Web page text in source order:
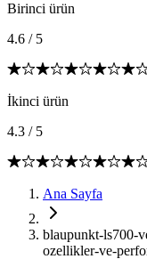
Birinci ürün
4.6 / 5
İkinci ürün
4.3 / 5
Ana Sayfa
blaupunkt-ls700-
ozellikler-ve-